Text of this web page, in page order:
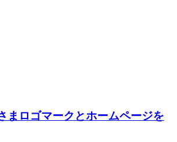
まロゴマークとホームページを